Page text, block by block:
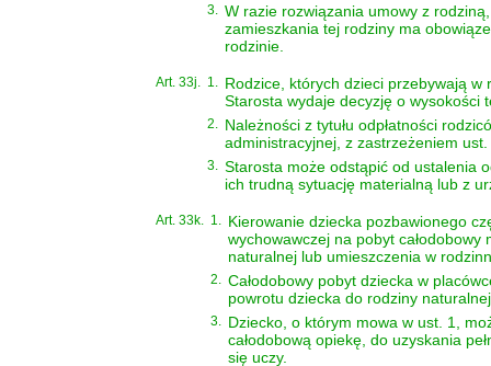
3.
W razie rozwiązania umowy z
zamieszkania tej rodziny ma
rodzinie.
Art. 33j. 1.
Rodzice, których dzieci przebywają w
Starosta wydaje decyzję o wysokości
2.
Należności z tytułu odpłatności
administracyjnej, z zastrzeżeniem ust.
3.
Starosta może odstąpić od ustalenia
ich trudną sytuację materialną lub z
Art. 33k. 1.
Kierowanie dziecka pozbawionego
wychowawczej na pobyt
naturalnej lub umieszczenia w
2.
Całodobowy pobyt dziecka w
powrotu dziecka do rodziny
3.
Dziecko, o którym mowa w ust. 1,
całodobową opiekę, do uzyskania
się uczy.